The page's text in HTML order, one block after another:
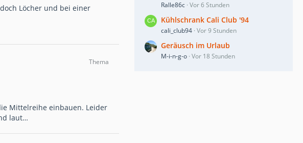
Löcher und bei einer
Thema
Mittelreihe einbauen. Leider
laut…
Ralle86c Vor 6 Stunden
Kühlschrank Cali Club '94
cali_club94 Vor 9 Stunden
Geräusch im Urlaub
M-i-n-g-o Vor 18 Stunden